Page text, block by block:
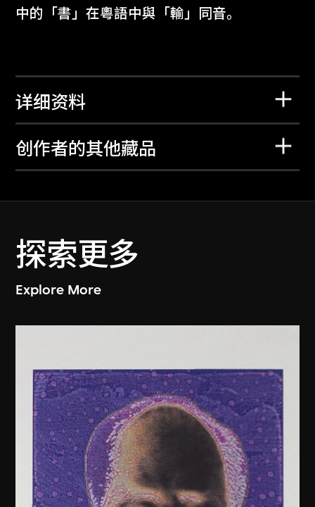
中的「書」在粵語中與「輸」同音。
详细资料
创作者的其他藏品
探索更多
Explore More